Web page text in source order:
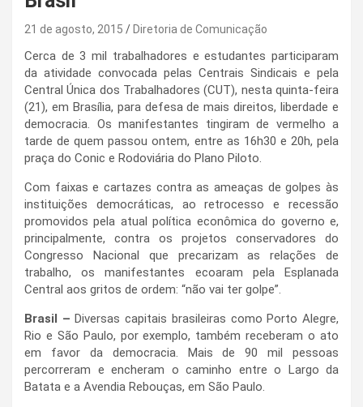
21 de agosto, 2015 Diretoria de Comunicação
Cerca de 3 mil trabalhadores e estudantes participaram
da atividade convocada pelas Centrais Sindicais e pela
Central Única dos Trabalhadores (CUT), nesta quinta-feira
(21), em Brasília, para defesa de mais direitos, liberdade e
democracia. Os manifestantes tingiram de vermelho a
tarde de quem passou ontem, entre as 16h30 e 20h, pela
praça do Conic e Rodoviária do Plano Piloto.
Com faixas e cartazes contra as ameaças de golpes às
instituições democráticas, ao retrocesso e recessão
promovidos pela atual política econômica do governo e,
principalmente, contra os projetos conservadores do
Congresso Nacional que precarizam as relações de
trabalho, os manifestantes ecoaram pela Esplanada
Central aos gritos de ordem: “não vai ter golpe”.
Brasil – Diversas capitais brasileiras como Porto Alegre,
Rio e São Paulo, por exemplo, também receberam o ato
em favor da democracia. Mais de 90 mil pessoas
percorreram e encheram o caminho entre o Largo da
Batata e a Avendia Rebouças, em São Paulo.